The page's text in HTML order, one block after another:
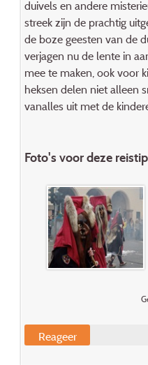
duivels en andere
streek zijn de prachtig
de boze geesten van de
verjagen nu de lente in
mee te maken, ook voor
heksen delen niet alleen
vanalles uit met de
Foto's voor deze
Reageer